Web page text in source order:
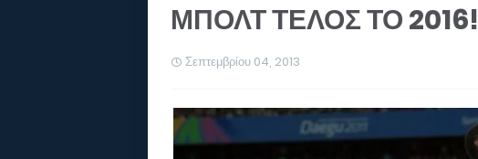
ΜΠΟΛΤ ΤΕΛΟΣ ΤΟ 2016!
Σεπτεμβρίου 04, 2013